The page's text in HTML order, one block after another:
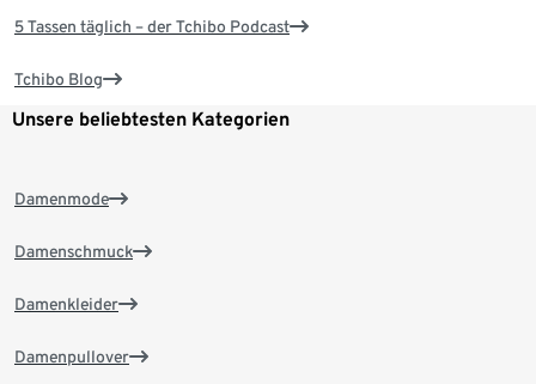
5 Tassen täglich – der Tchibo Podcast
Tchibo Blog
Unsere beliebtesten Kategorien
Damenmode
Damenschmuck
Damenkleider
Damenpullover